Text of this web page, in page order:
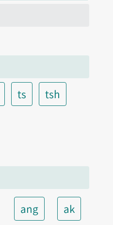
ts
tsh
ang ak